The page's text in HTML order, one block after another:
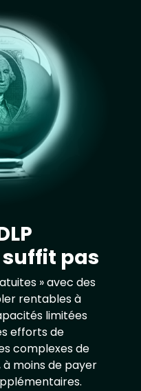
pas
» avec des
rentables à
limitées
efforts de
complexes de
à moins de payer